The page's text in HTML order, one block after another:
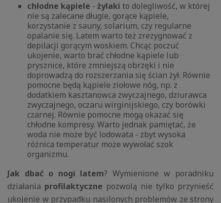
chłodne kąpiele - żylaki to dolegliwość, w której
nie są zalecane długie, gorące kąpiele,
korzystanie z sauny, solarium, czy regularne
opalanie się. Latem warto też zrezygnować z
depilacji gorącym woskiem. Chcąc poczuć
ukojenie, warto brać chłodne kąpiele lub
prysznice, które zmniejszą obrzęki i nie
doprowadzą do rozszerzania się ścian żył. Równie
pomocne będą kąpiele ziołowe nóg, np. z
dodatkiem kasztanowca zwyczajnego, dziurawca
zwyczajnego, oczaru wirginijskiego, czy borówki
czarnej. Równie pomocne mogą okazać się
chłodne kompresy. Warto jednak pamiętać, że
woda nie może być lodowata - zbyt wysoka
różnica temperatur może wywołać szok
organizmu.
Jak dbać o nogi latem? Wymienione w poradniku
działania profilaktyczne pozwolą nie tylko przynieść
ukojenie w przypadku nasilonych problemów ze strony